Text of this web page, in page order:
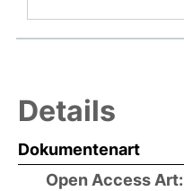
Details
Dokumentenart
Open Access Art: